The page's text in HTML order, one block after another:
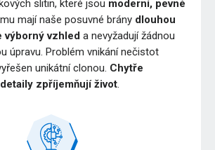
slitin, které jsou moderní, pevné
mají naše posuvné brány dlouhou
výborný vzhled a nevyžadují žádnou
úpravu. Problém vnikání nečistot
unikátní clonou. Chytře
zpříjemňují život